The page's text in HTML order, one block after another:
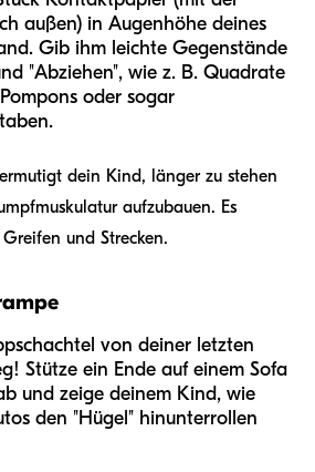
außen) in Augenhöhe deines
Gib ihm leichte Gegenstände
"Abziehen", wie z. B. Quadrate
oder sogar
dein Kind, länger zu stehen
aufzubauen. Es
und Strecken.
von deiner letzten
Stütze ein Ende auf einem Sofa
und zeige deinem Kind, wie
den "Hügel" hinunterrollen